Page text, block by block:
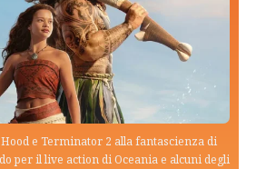
e Terminator 2 alla fantascienza di
per il live action di Oceania e alcuni degli